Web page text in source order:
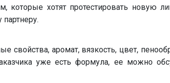
которые хотят протестировать новую
свойства, аромат, вязкость, цвет,
уже есть формула, ее можно